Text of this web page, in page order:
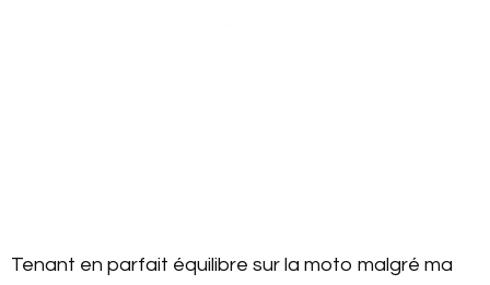
Tenant en parfait équilibre sur la moto malgré ma